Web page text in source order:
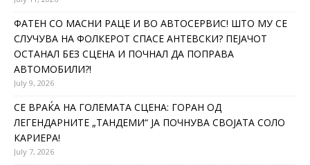
ФАТЕН СО МАСНИ РАЦЕ И ВО АВТОСЕРВИС! ШТО МУ СЕ
СЛУЧУВА НА ФОЛКЕРОТ СПАСЕ АНТЕВСКИ? ПЕЈАЧОТ
ОСТАНАЛ БЕЗ СЦЕНА И ПОЧНАЛ ДА ПОПРАВА
АВТОМОБИЛИ?!
July 9, 2026
СЕ ВРАЌА НА ГОЛЕМАТА СЦЕНА: ГОРАН ОД
ЛЕГЕНДАРНИТЕ „ТАНДЕМИ“ ЈА ПОЧНУВА СВОЈАТА СОЛО
КАРИЕРА!
July 7, 2026